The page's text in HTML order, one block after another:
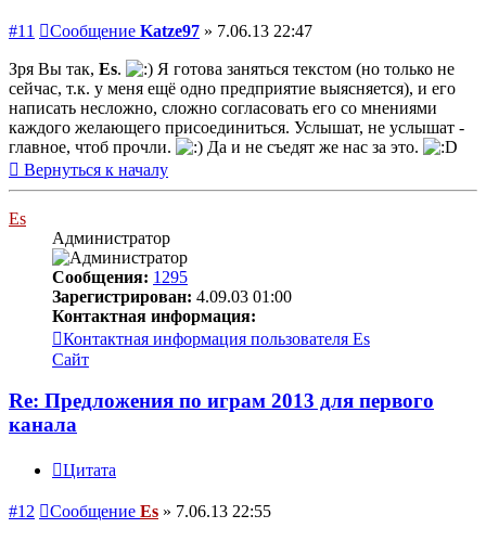
#11 Сообщение Katze97 » 7.06.13 22:47
Зря Вы так, Es.
Я готова заняться текстом (но только не
сейчас, т.к. у меня ещё одно предприятие выясняется), и его
написать несложно, сложно согласовать его со мнениями
каждого желающего присоединиться. Услышат, не услышат -
главное, чтоб прочли.
Да и не съедят же нас за это.
Вернуться к началу
Es
Администратор
Сообщения: 1295
Зарегистрирован: 4.09.03 01:00
Контактная информация:
Контактная информация пользователя Es
Сайт
Re: Предложения по играм 2013 для первого
канала
Цитата
#12 Сообщение Es » 7.06.13 22:55